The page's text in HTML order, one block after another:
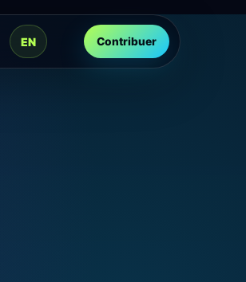
EN Contribuer